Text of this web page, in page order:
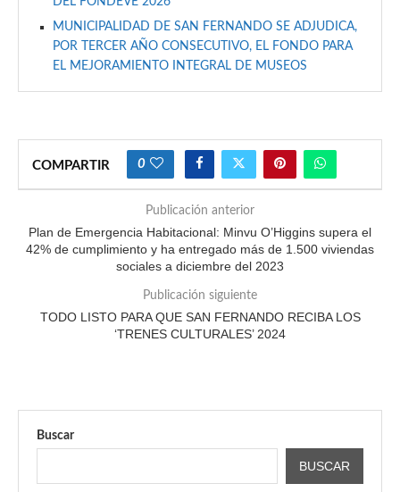
MUNICIPALIDAD DE SAN FERNANDO SE ADJUDICA,
POR TERCER AÑO CONSECUTIVO, EL FONDO PARA
EL MEJORAMIENTO INTEGRAL DE MUSEOS
COMPARTIR 0
Publicación anterior
Plan de Emergencia Habitacional: Minvu O’Higgins supera el
42% de cumplimiento y ha entregado más de 1.500 viviendas
sociales a diciembre del 2023
Publicación siguiente
TODO LISTO PARA QUE SAN FERNANDO RECIBA LOS
‘TRENES CULTURALES’ 2024
Buscar
BUSCAR